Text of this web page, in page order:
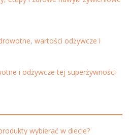
wartości odżywcze i
i odżywcze tej superżywności
wybierać w diecie?